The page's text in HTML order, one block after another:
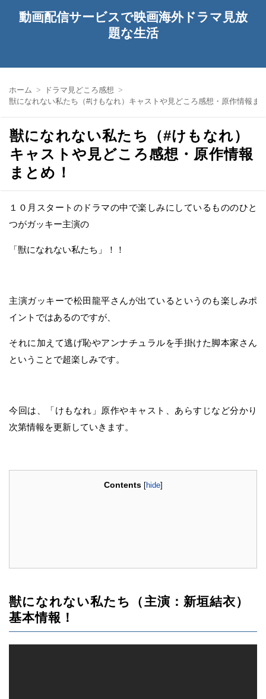
動画配信サービスで映画海外ドラマ見放
題な生活
ホーム
ドラマ見どころ感想
獣になれない私たち（#けもなれ）キャストや見どころ感想・原作情報ま
獣になれない私たち（#けもなれ）
キャストや見どころ感想・原作情報
まとめ！
１０月スタートのドラマの中で楽しみにしているもののひと
つがガッキー主演の
「獣になれない私たち」！！
主演ガッキーで松田龍平さんが出ているというのも楽しみポ
イントではあるのですが、
それに加えて逃げ恥やアンナチュラルを手掛けた脚本家さん
ということで超楽しみです。
今回は、「けもなれ」原作やキャスト、あらすじなど分かり
次第情報を更新していきます。
Contents [hide]
獣になれない私たち（主演：新垣結衣）
基本情報！